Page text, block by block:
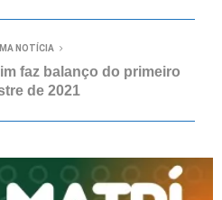
NOTÍCIA
faz balanço do primeiro
de 2021